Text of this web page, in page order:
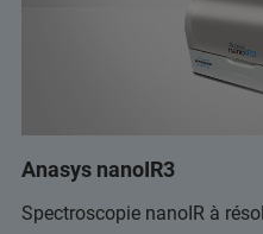
Anasys nanoIR3
Spectroscopie nanoIR à